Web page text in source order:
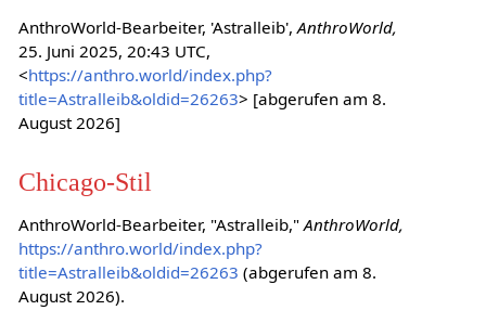
AnthroWorld-Bearbeiter, 'Astralleib', AnthroWorld,
25. Juni 2025, 20:43 UTC,
<https://anthro.world/index.php?
title=Astralleib&oldid=26263> [abgerufen am 8.
August 2026]
Chicago-Stil
AnthroWorld-Bearbeiter, "Astralleib,"AnthroWorld,
https://anthro.world/index.php?
title=Astralleib&oldid=26263 (abgerufen am 8.
August 2026).